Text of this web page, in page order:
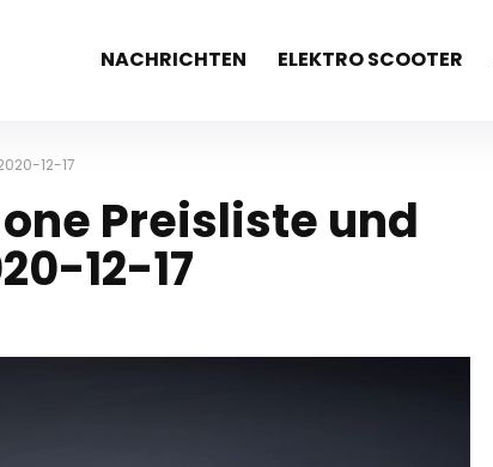
NACHRICHTEN ELEKTRO SCOOTER
12-17
Preisliste und
12-17